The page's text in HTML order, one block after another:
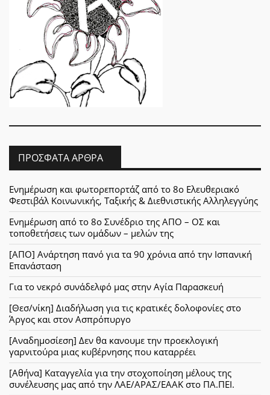
ΠΡΌΣΦΑΤΑ ΆΡΘΡΑ
Ενημέρωση και φωτορεπορτάζ από το 8ο Ελευθεριακό
Φεστιβάλ Κοινωνικής, Ταξικής & Διεθνιστικής Αλληλεγγύης
Ενημέρωση από το 8ο Συνέδριο της ΑΠΟ – ΟΣ και
τοποθετήσεις των ομάδων – μελών της
[ΑΠΟ] Ανάρτηση πανό για τα 90 χρόνια από την Ισπανική
Επανάσταση
Για το νεκρό συνάδελφό μας στην Αγία Παρασκευή
[Θεσ/νίκη] Διαδήλωση για τις κρατικές δολοφονίες στο
Άργος και στον Ασπρόπυργο
[Αναδημοσίεση] Δεν θα κανουμε την προεκλογική
γαρνιτούρα μιας κυβέρνησης που καταρρέει
[Αθήνα] Καταγγελία για την στοχοποίηση μέλους της
συνέλευσης μας από την ΛΑΕ/ΑΡΑΣ/ΕΑΑΚ στο ΠΑ.ΠΕΙ.